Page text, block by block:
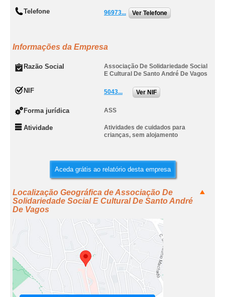
Telefone 96973... Ver Telefone
Informações da Empresa
Razão Social
Associação De Solidariedade Social
E Cultural De Santo André De Vagos
NIF 5043... Ver NIF
Forma jurídica ASS
Atividade
Atividades de cuidados para
crianças, sem alojamento
Aceda grátis ao relatório desta empresa
Localização Geográfica de Associação De
Solidariedade Social E Cultural De Santo André
De Vagos